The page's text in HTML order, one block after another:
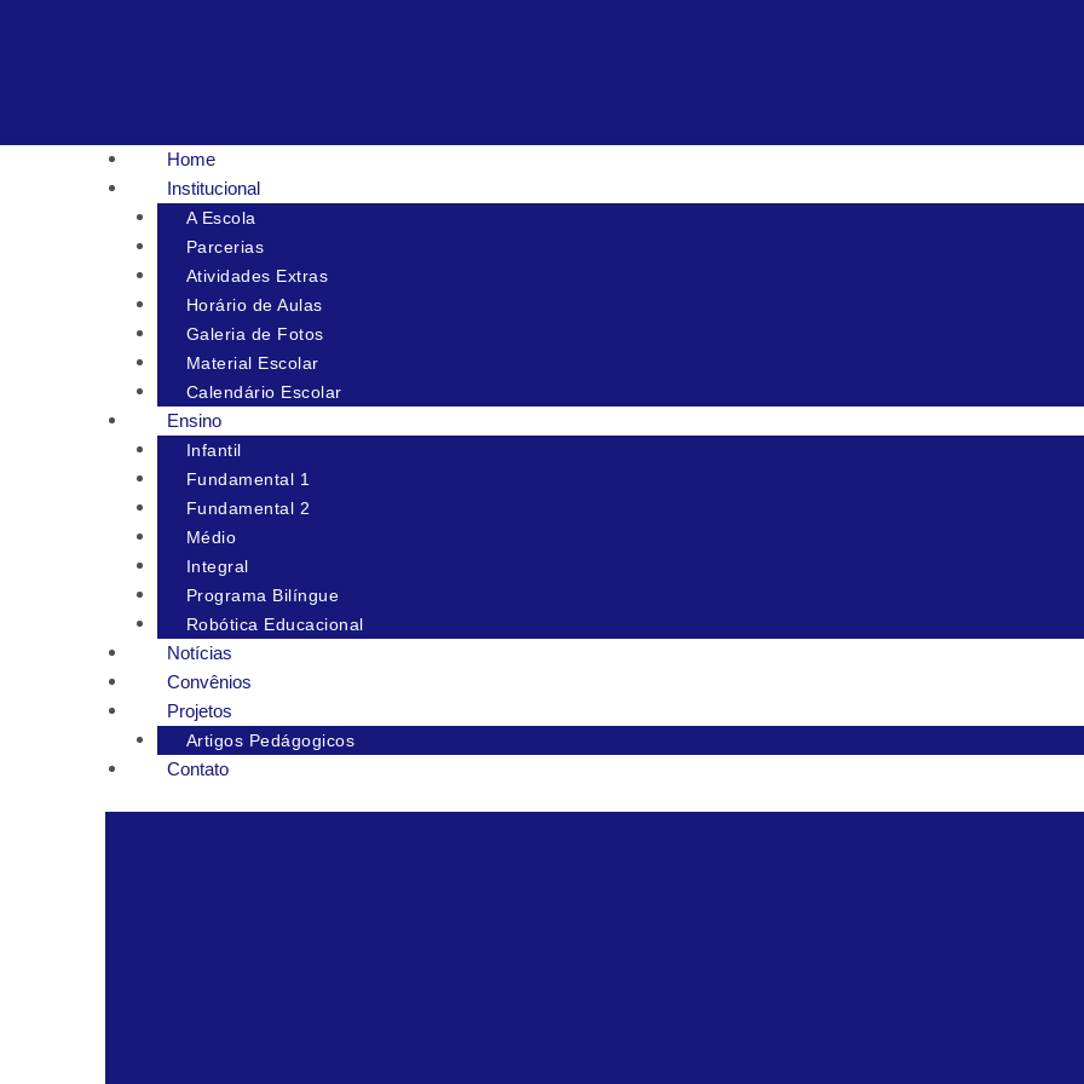
Home
Institucional
A Escola
Parcerias
Atividades Extras
Horário de Aulas
Galeria de Fotos
Material Escolar
Calendário Escolar
Ensino
Infantil
Fundamental 1
Fundamental 2
Médio
Integral
Programa Bilíngue
Robótica Educacional
Notícias
Convênios
Projetos
Artigos Pedágogicos
Contato